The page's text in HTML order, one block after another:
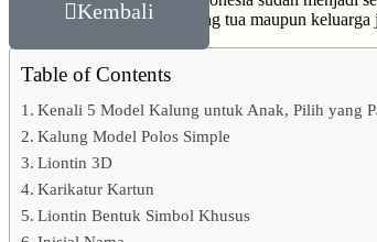
Kembali
namun sebaiknya kedua orang tua maupun
Table of Contents
Kenali 5 Model Kalung untuk Anak, Pilih yang
Kalung Model Polos Simple
Liontin 3D
Karikatur Kartun
Liontin Bentuk Simbol Khusus